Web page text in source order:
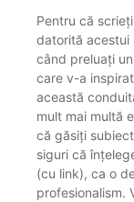
Pentru că
datorită acestui
când preluați
care v-a
această
mult mai multă
că găsiți
siguri că
(cu link), ca o
profesionalism.